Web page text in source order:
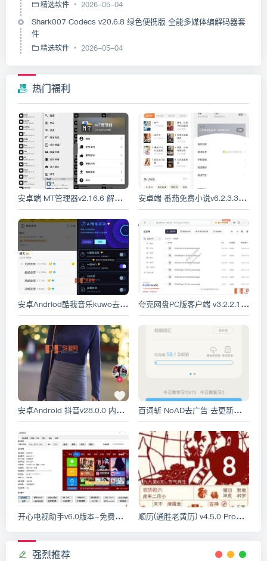
精选软件 2026-05-04
Shark007 Codecs v20.6.8 绿色便携版 全能多媒体编解码器套
件
精选软件 2026-05-04
热门福利
安卓端 MT管理器v2.16.6 解锁永久VIP会员版(APK逆向修改神器) 安卓端 番茄免费小说v6.2.3.320去广告解锁VIP版
安卓Andriod酷我音乐kuwo去广告免登陆VIP破解版 v10.6.6.1修复版 可无损下载各种VIP音乐 夸克网盘PC版客户端 v3.2.2.1 绿色去广告版
安卓Android 抖音v28.0.0 内置抖音助手 可无水印下载视频 百词斩 NoAD去广告 去更新精简版
开心电视助手v6.0版本-免费电视精简及软件安装工具 顺历(通胜老黄历) v4.5.0 Pro专业去广告版
强烈推荐